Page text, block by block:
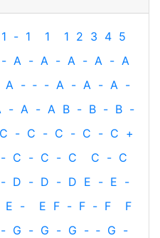
1 - 1 1 1 2 3 4 5
- A - A - A - A - A
A - ‐ - A - A - A -
- A - A B - B - B -
C - C - C - C - C +
- C - C - C C - C
- D - D - D E - E -
E - E F - F - F
F
- G - G - G - ‐ G -